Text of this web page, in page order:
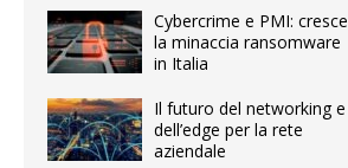
Cybercrime e PMI: cresce
la minaccia ransomware
in Italia
Il futuro del networking e
dell’edge per la rete
aziendale